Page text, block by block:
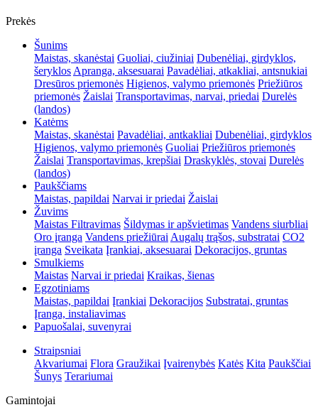
Prekės
Šunims
Maistas, skanėstai Guoliai, ciužiniai Dubenėliai, girdyklos,
šeryklos Apranga, aksesuarai Pavadėliai, atkakliai, antsnukiai
Dresūros priemonės Higienos, valymo priemonės Priežiūros
priemonės Žaislai Transportavimas, narvai, priedai Durelės
(landos)
Katėms
Maistas, skanėstai Pavadėliai, antkakliai Dubenėliai, girdyklos
Higienos, valymo priemonės Guoliai Priežiūros priemonės
Žaislai Transportavimas, krepšiai Draskyklės, stovai Durelės
(landos)
Paukščiams
Maistas, papildai Narvai ir priedai Žaislai
Žuvims
Maistas Filtravimas Šildymas ir apšvietimas Vandens siurbliai
Oro įranga Vandens priežiūrai Augalų trąšos, substratai CO2
įranga Sveikata Įrankiai, aksesuarai Dekoracijos, gruntas
Smulkiems
Maistas Narvai ir priedai Kraikas, šienas
Egzotiniams
Maistas, papildai Įrankiai Dekoracijos Substratai, gruntas
Įranga, instaliavimas
Papuošalai, suvenyrai
Straipsniai
Akvariumai Flora Graužikai Įvairenybės Katės Kita Paukščiai
Šunys Terariumai
Gamintojai